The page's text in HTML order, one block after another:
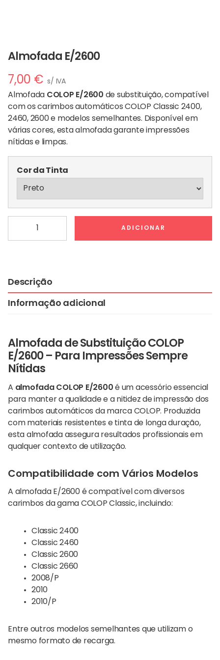
Almofada E/2600
7,00 € s/ IVA
Almofada COLOP E/2600 de substituição, compatível
com os carimbos automáticos COLOP Classic 2400,
2460, 2600 e modelos semelhantes. Disponível em
várias cores, esta almofada garante impressões
nítidas e limpas.
Cor da Tinta
ADICIONAR
Descrição
Informação adicional
Almofada de Substituição COLOP
E/2600 – Para Impressões Sempre
Nítidas
A almofada COLOP E/2600 é um acessório essencial
para manter a qualidade e a nitidez de impressão dos
carimbos automáticos da marca COLOP. Produzida
com materiais resistentes e tinta de longa duração,
esta almofada assegura resultados profissionais em
qualquer contexto de utilização.
Compatibilidade com Vários Modelos
A almofada E/2600 é compatível com diversos
carimbos da gama COLOP Classic, incluindo:
Classic 2400
Classic 2460
Classic 2600
Classic 2660
2008/P
2010
2010/P
Entre outros modelos semelhantes que utilizam o
mesmo formato de recarga.